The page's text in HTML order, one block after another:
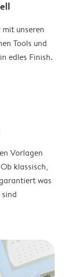
unseren
Tools und
edles Finish.
Vorlagen
klassisch,
was
sind